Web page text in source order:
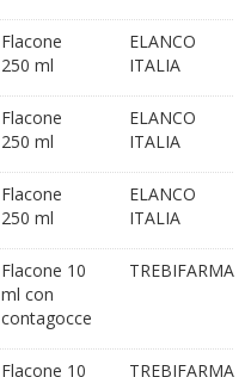
Flacone
250 ml
ELANCO
ITALIA
Flacone
250 ml
ELANCO
ITALIA
Flacone
250 ml
ELANCO
ITALIA
Flacone 10
ml con
contagocce
TREBIFARMA
Flacone 10
TREBIFARMA